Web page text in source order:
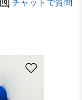
チャットで質問